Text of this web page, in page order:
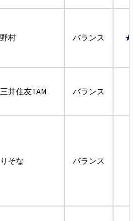
野村 バランス
三井住友TAM バランス
りそな バランス